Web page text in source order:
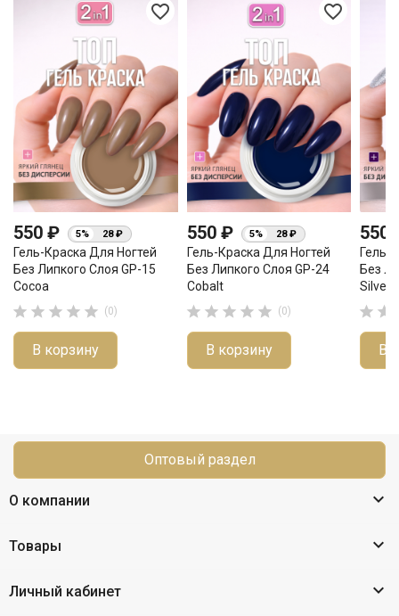
favorite_border
550 ₽ 5% 28 ₽
Гель-Краска Для Ногтей
Без Липкого Слоя GP-15
Cocoa
     (0)
В корзину
favorite_border
550 ₽ 5% 28 ₽
Гель-Краска Для Ногтей
Без Липкого Слоя GP-24
Cobalt
     (0)
В корзину
550
Гель-
Без
Silver
 
В
Оптовый раздел
О компании 
Товары 
Личный кабинет 